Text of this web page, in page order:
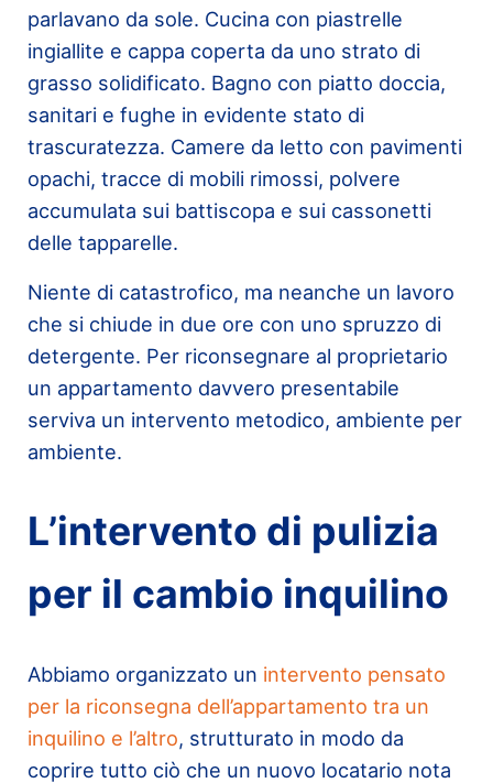
parlavano da sole. Cucina con piastrelle
ingiallite e cappa coperta da uno strato di
grasso solidificato. Bagno con piatto doccia,
sanitari e fughe in evidente stato di
trascuratezza. Camere da letto con pavimenti
opachi, tracce di mobili rimossi, polvere
accumulata sui battiscopa e sui cassonetti
delle tapparelle.
Niente di catastrofico, ma neanche un lavoro
che si chiude in due ore con uno spruzzo di
detergente. Per riconsegnare al proprietario
un appartamento davvero presentabile
serviva un intervento metodico, ambiente per
ambiente.
L’intervento di pulizia
per il cambio inquilino
Abbiamo organizzato un intervento pensato
per la riconsegna dell’appartamento tra un
inquilino e l’altro, strutturato in modo da
coprire tutto ciò che un nuovo locatario nota